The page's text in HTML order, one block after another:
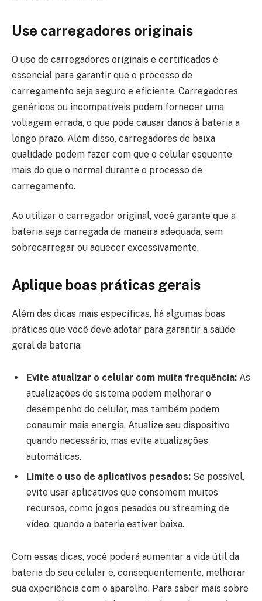
Use carregadores originais
O uso de carregadores originais e certificados é
essencial para garantir que o processo de
carregamento seja seguro e eficiente. Carregadores
genéricos ou incompatíveis podem fornecer uma
voltagem errada, o que pode causar danos à bateria a
longo prazo. Além disso, carregadores de baixa
qualidade podem fazer com que o celular esquente
mais do que o normal durante o processo de
carregamento.
Ao utilizar o carregador original, você garante que a
bateria seja carregada de maneira adequada, sem
sobrecarregar ou aquecer excessivamente.
Aplique boas práticas gerais
Além das dicas mais específicas, há algumas boas
práticas que você deve adotar para garantir a saúde
geral da bateria:
Evite atualizar o celular com muita frequência: As
atualizações de sistema podem melhorar o
desempenho do celular, mas também podem
consumir mais energia. Atualize seu dispositivo
quando necessário, mas evite atualizações
automáticas.
Limite o uso de aplicativos pesados: Se possível,
evite usar aplicativos que consomem muitos
recursos, como jogos pesados ou streaming de
vídeo, quando a bateria estiver baixa.
Com essas dicas, você poderá aumentar a vida útil da
bateria do seu celular e, consequentemente, melhorar
sua experiência com o aparelho. Para saber mais sobre